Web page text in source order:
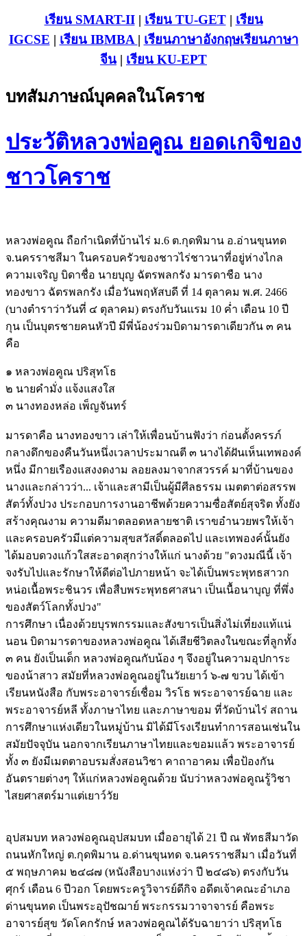
เรียน SMART-II| เรียน TU-GET| เรียน
IGCSE | เรียน IBMBA | เรียนภาษาอังกฤษเรียนภาษา
จีน | เรียน KU-EPT
บทสัมภาษณ์บุคคลในโคราช
ประวัติหลวงพ่อคูณ ยอดเกจิของ
ชาวโคราช
หลวงพ่อคูณ ถือกำเนิดที่บ้านไร่ ม.6 ต.กุดพิมาน อ.อ่านขุนทด
จ.นครราชสีมา ในครอบครัวของชาวไร่ชาวนาที่อยู่ห่างไกล
ความเจริญ บิดาชื่อ นายบุญ ฉัตรพลกรัง มารดาชือ นาง
ทองขาว ฉัตรพลกรัง เมื่อวันพฤหัสบดี ที่ 14 ตุลาคม พ.ศ. 2466
(บางตำราว่าวันที่ ๔ ตุลาคม) ตรงกับวันแรม 10 ค่ำ เดือน 10 ปี
กุน เป็นบุตรชายคนหัวปี มีพี่น้องร่วมบิดามารดาเดียวกัน ๓ คน
คือ
๑ หลวงพ่อคูณ ปริสุทโธ
๒ นายคำมั่ง แจ้งแสงใส
๓ นางทองหล่อ เพ็ญจันทร์
มารดาคือ นางทองขาว เล่าให้เพื่อนบ้านฟังว่า ก่อนตั้งครรภ์
กลางดึกของคืนวันหนึ่งเวลาประมาณตี ๓ นางได้ฝันเห็นเทพองค์
หนึ่ง มีกายเรืองแสงงดงาม ลอยลงมาจากสวรรค์ มาที่บ้านของ
นางและกล่าวว่า... เจ้าและสามีเป็นผู้มีศีลธรรม เมตตาต่อสรรพ
สัตว์ทั้งปวง ประกอบการงานอาชีพด้วยความซื่อสัตย์สุจริต ทั้งยัง
สร้างคุณงาม ความดีมาตลอดหลายชาติ เราขอำนวยพรให้เจ้า
และครอบครัวมีแต่ความสุขสวัสดิ์ตลอดไป และเทพองค์นั้นยัง
ได้มอบดวงแก้วใสสะอาดสุกว่างให้แก่ นางด้วย "ดวงมณีนี้ เจ้า
จงรับไปและรักษาให้ดีต่อไปภายหน้า จะได้เป็นพระพุทธสาวก
หน่อเนื้อพระชินวร เพื่อสืบพระพุทธศาสนา เป็นเนื้อนาบุญ ที่พึ่ง
ของสัตว์โลกทั้งปวง"
การศึกษา เนื่องด้วยบุรพกรรมและสังขารเป็นสิ่งไม่เที่ยงแท้แน่
นอน บิดามารดาของหลวงพ่อคูณ ได้เสียชีวิตลงในขณะที่ลูกทั้ง
๓ คน ยังเป็นเด็ก หลวงพ่อคูณกับน้อง ๆ จึงอยู่ในความอุปการะ
ของน้าสาว สมัยที่หลวงพ่อคูณอยู่ในวัยเยาว์ ๖-๗ ขวบ ได้เข้า
เรียนหนังสือ กับพระอาจารย์เชื่อม วิรโธ พระอาจารย์ฉาย และ
พระอาจารย์หลี ทั้งภาษาไทย และภาษาขอม ที่วัดบ้านไร่ สถาน
การศึกษาแห่งเดียวในหมู่บ้าน มิได้มีโรงเรียนทำการสอนเช่นใน
สมัยปัจจุบัน นอกจากเรียนภาษาไทยและขอมแล้ว พระอาจารย์
ทั้ง ๓ ยังมีเมตตาอบรมสั่งสอนวิชา คาถาอาคม เพื่อป้องกัน
อันตรายต่างๆ ให้แก่หลวงพ่อคูณด้วย นับว่าหลวงพ่อคูณรู้วิชา
ไสยศาสตร์มาแต่เยาว์วัย
อุปสมบท หลวงพ่อคูณอุปสมบท เมื่ออายุได้ 21 ปี ณ พัทธสีมาวัด
ถนนหักใหญ่ ต.กุดพิมาน อ.ด่านขุนทด จ.นครราชสีมา เมื่อวันที่
๕ พฤษภาคม ๒๔๘๗ (หนังสือบางแห่งว่า ปี ๒๔๘๖) ตรงกับวัน
ศุกร์ เดือน 6 ปีวอก โดยพระครูวิจารย์ดีกิจ อดีตเจ้าคณะอำเภอ
ด่านขุนทด เป็นพระอุปัชฌาย์ พระกรรมวาจาจารย์ คือพระ
อาจารย์สุข วัดโคกรักษ์ หลวงพ่อคูณได้รับฉายาว่า ปริสุทโธ